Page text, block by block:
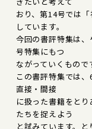
おり、第14号では
しています。
今回の書評特集は
号特集にもつ
ながっていくもので
この書評特集では
直接・間接
に扱った書籍をと
たちを捉えよう
と試みています。